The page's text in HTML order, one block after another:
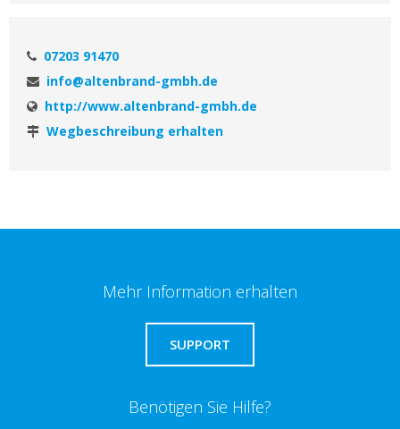
07203 91470
info@altenbrand-gmbh.de
http://www.altenbrand-gmbh.de
Wegbeschreibung erhalten
Mehr Information erhalten
SUPPORT
Benötigen Sie Hilfe?